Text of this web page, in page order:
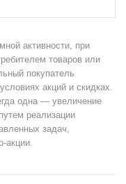
активности, при
товаров или
покупатель
акций и скидках.
одна — увеличение
реализации
задач,
акции.